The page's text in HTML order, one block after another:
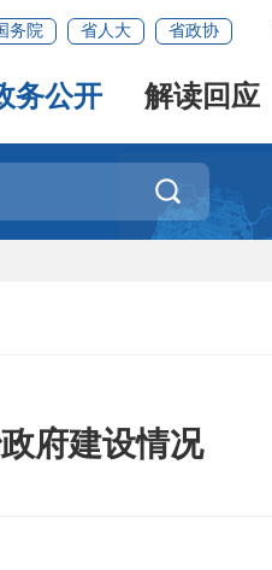
务院 省人大 省政协
务公开 解读回应

府建设情况